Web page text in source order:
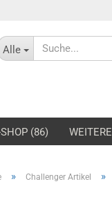
Alle
(86) WEITERE
» Challenger Artikel »